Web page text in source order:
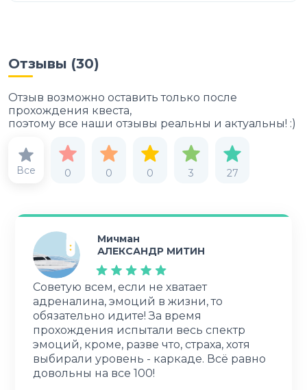
Отзывы (30)
Отзыв возможно оставить только после
прохождения квеста,
поэтому все наши отзывы реальны и актуальны! :)
Все 0 0 0 3 27
Мичман
АЛЕКСАНДР МИТИН
Советую всем, если не хватает
адреналина, эмоций в жизни, то
обязательно идите! За время
прохождения испытали весь спектр
эмоций, кроме, разве что, страха, хотя
выбирали уровень - каркаде. Всё равно
довольны на все 100!